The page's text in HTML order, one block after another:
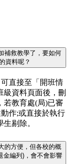
補救教學了，要如何
資料呢？
直接至「開班情
資料頁面後，刪
若教育處(局)已審
作;或直接於執行
剔除。
的方便，但各校的概
金編列)，會不會影響